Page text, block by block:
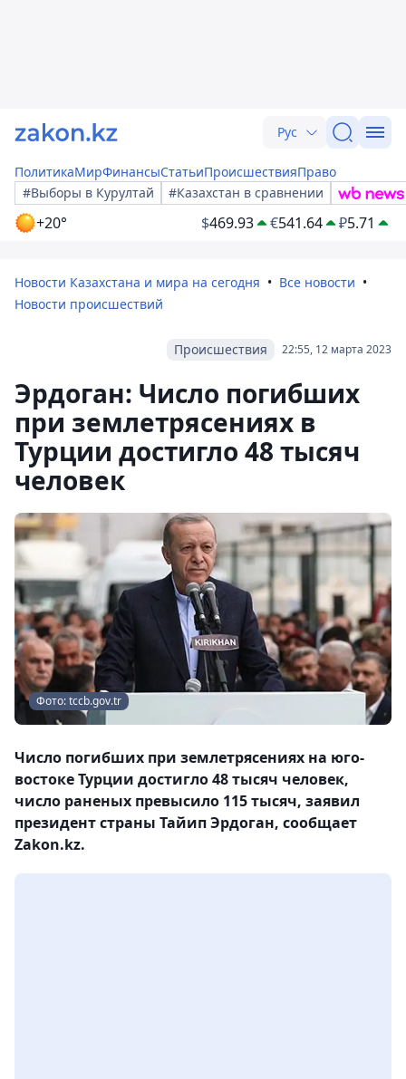
Рус
ПолитикаМирФинансыСтатьиПроисшествияПраво
#Выборы в Курултай
#Казахстан в сравнении
+20° $469.93 €541.64 ₽5.71
Новости Казахстана и мира на сегодня
Все новости
Новости происшествий
22:55, 12 марта 2023
Происшествия
Эрдоган: Число погибших
при землетрясениях в
Турции достигло 48 тысяч
человек
Фото: tccb.gov.tr
Число погибших при землетрясениях на юго-
востоке Турции достигло 48 тысяч человек,
число раненых превысило 115 тысяч, заявил
президент страны Тайип Эрдоган, сообщает
Zakon.kz.